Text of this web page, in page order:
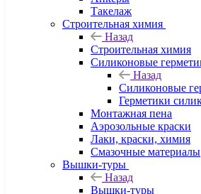
Такелаж
Строительная химия
Назад
Строительная химия
Силиконовые
Назад
Силиконовые
Герметики
Монтажная пена
Аэрозольные краски
Лаки, краски, химия
Смазочные материалы
Вышки-туры
Назад
Вышки-туры